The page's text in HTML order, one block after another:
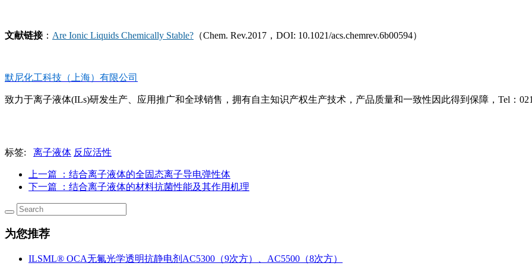
文献链接： Are Ionic Liquids Chemically Stable? （Chem. Rev.2017，DOI: 10.1021/acs.chemrev.6b00594）
默尼化工科技（上海）有限公司
致力于离子液体(ILs)研发生产、应用推广和全球销售，拥有自主知识产权生产技术，产品质量和一致性因此得到保障，Tel：
标签: 离子液体 反应活性
上一篇
：结合离子液体的全固态离子导电弹性体
下一篇
：结合离子液体的材料抗菌性能及其作用机理
为您推荐
ILSML® OCA无氟光学透明抗静电剂AC5300（9次方）、AC5500（8次方）